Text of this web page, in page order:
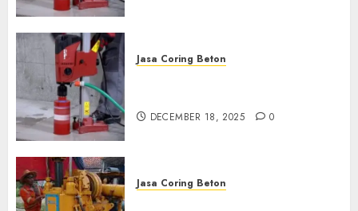
Jasa Coring Beton
DECEMBER 18, 2025 0
Jasa Coring Beton